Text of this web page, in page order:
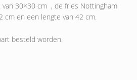
30×30 cm , de fries Nottingham
cm en een lengte van 42 cm.
besteld worden.